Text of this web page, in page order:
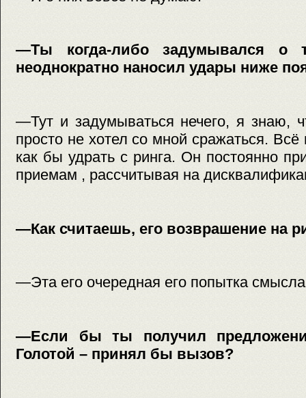
—Ты когда-либо задумывался о
неоднократно наносил удары ниже
—Тут и задумываться нечего, я знаю,
просто не хотел со мной сражаться.
как бы удрать с ринга. Он постоянно
приемам , рассчитывая на
—Как считаешь, его возврашение на
—Эта его очередная его попытка смысла
—Если бы ты получил
Голотой – принял бы вызов?